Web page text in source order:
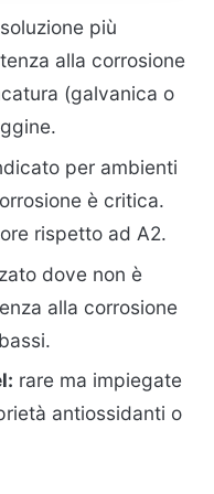
più
alla corrosione
(galvanica o
per ambienti
è critica.
rispetto ad A2.
dove non è
alla corrosione
rare ma impiegate
antiossidanti o